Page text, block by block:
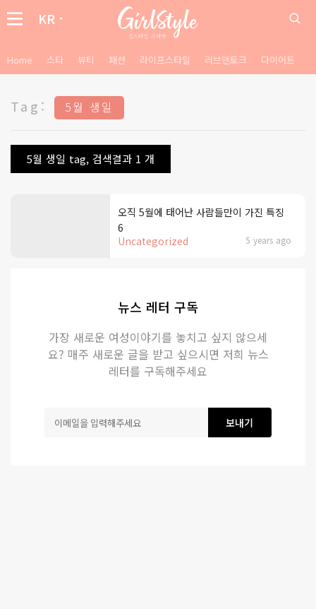
KR
Home 스타 뷰티 패션 라이프스타일 러브앤토크 다이어트
Tag: 5월 생일
5월 생일 tag, 검색결과 1 개
Uncategorized 5 years ago
오직 5월에 태어난 사람들만이 가진 특징
6
뉴스 레터 구독
가장 새로운 여성이야기를 놓치고 싶지 않으세
요? 매주 새로운 글을 받고 싶으시면 저희 뉴스
레터를 구독해주세요
보내기